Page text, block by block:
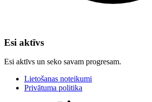
Esi aktīvs
Esi aktīvs un seko savam progresam.
Lietošanas noteikumi
Privātuma politika